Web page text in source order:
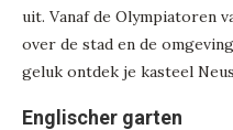
uit. Vanaf de Olympiatoren
over de stad en de
geluk ontdek je kasteel
Englischer garten